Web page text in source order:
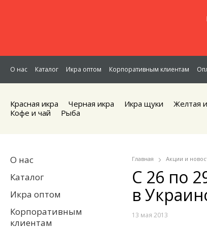
О нас Каталог Икра оптом Корпоративным клиентам
Красная икра Черная икра Икра щуки
Желтая
Кофе и чай
Рыба
Главная Акции и
С 26 по
в
13 мая 2013
О нас
Каталог
Икра оптом
Корпоративным
клиентам